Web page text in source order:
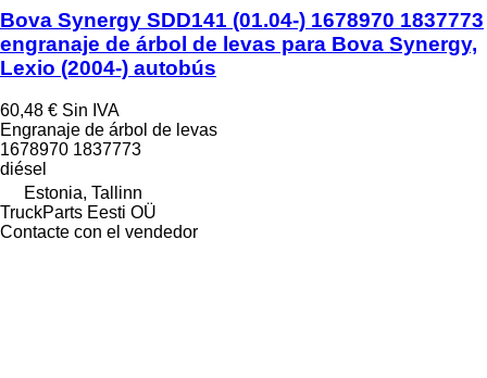
Bova Synergy SDD141 (01.04-) 1678970 1837773
engranaje de árbol de levas para Bova Synergy,
Lexio (2004-) autobús
60,48 € Sin IVA
Engranaje de árbol de levas
1678970 1837773
diésel
Estonia, Tallinn
TruckParts Eesti OÜ
Contacte con el vendedor